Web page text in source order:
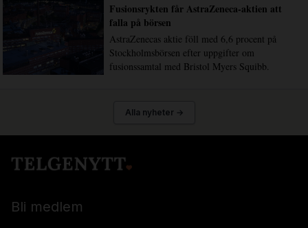
Fusionsrykten får AstraZeneca-aktien att
falla på börsen
AstraZenecas aktie föll med 6,6 procent på
Stockholmsbörsen efter uppgifter om
fusionssamtal med Bristol Myers Squibb.
Alla nyheter →
Bli medlem